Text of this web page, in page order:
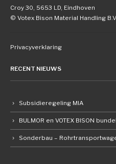
Croy 30, 5653 LD, Eindhoven
© Votex Bison Material Handling
Privacyverklaring
RECENT NIEUWS
Subsidieregeling MIA
BULMOR en VOTEX BISON
Sonderbau –